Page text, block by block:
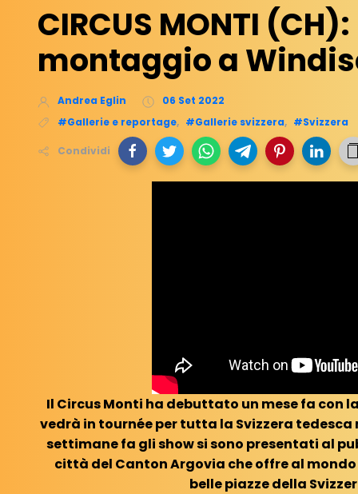
CIRCUS MONTI
montaggio a
Andrea Eglin
06 Set 2022
#Gallerie e reportage, #Gallerie svizzera, #Svizzera
Condividi
Il Circus Monti ha debuttato un mese fa con
vedrà in tournée per tutta la Svizzera tedesca
settimane fa gli show si sono presentati al
città del Canton Argovia che offre al
belle piazze della